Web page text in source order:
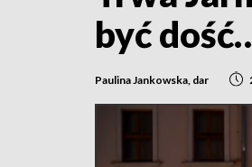
być
Paulina Jankowska, dar